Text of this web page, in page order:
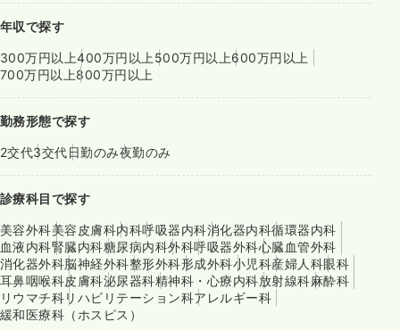
年収で探す
300万円以上400万円以上 500万円以上600万円以上
700万円以上800万円以上
勤務形態で探す
2交代3交代日勤のみ夜勤のみ
診療科目で探す
美容外科美容皮膚科内科呼吸器内科消化器内科循環器内科
血液内科腎臓内科糖尿病内科外科呼吸器外科心臓血管外科
消化器外科脳神経外科整形外科形成外科小児科産婦人科眼科
耳鼻咽喉科皮膚科泌尿器科精神科・心療内科放射線科麻酔科
リウマチ科リハビリテーション科アレルギー科
緩和医療科（ホスピス）